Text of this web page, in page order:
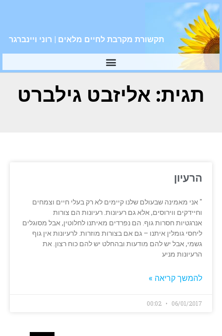
תקשורת מקרבת לחיים מלאים | רוני ויינברגר
תגית: אליזבט גילברט
הרעיון
" אני מאמינה שבעולם שלנו קיימים לא רק בעלי חיים וצמחים
וחיידקים ווירוסים, אלא גם רעיונות. רעיונות הם צורות
אנרגטיות חסרות גוף. הם נפרדים מאיתנו לחלוטין, אבל מסוגלים
ליחסי גומלין איתנו – גם אם בצורות מוזרות. לרעיונות אין גוף
גשמי, אבל יש להם מודעות ובהחלט יש להם כוח רצון. את
הרעיונות מניע
להמשך קריאה »
06/01/2017